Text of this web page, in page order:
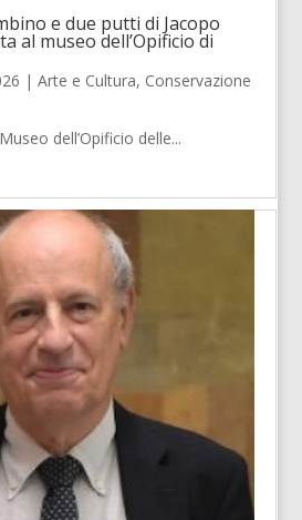
e due putti di Jacopo
al museo dell’Opificio di
|Arte e Cultura, Conservazione
dell’Opificio delle...